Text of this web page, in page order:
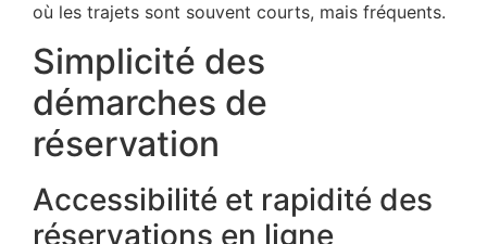
où les trajets sont souvent courts, mais fréquents.
Simplicité des
démarches de
réservation
Accessibilité et rapidité des
réservations en ligne